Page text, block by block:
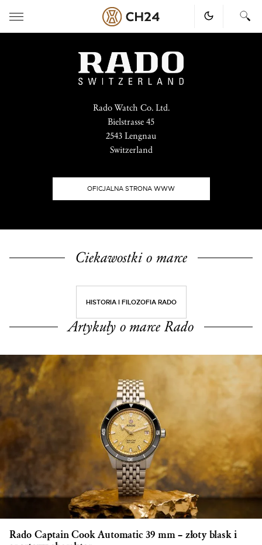
Rado Watch Co. Ltd.
Bielstrasse 45
2543 Lengnau
Switzerland
OFICJALNA STRONA WWW
Ciekawostki o marce
HISTORIA I FILOZOFIA RADO
Artykuły o marce Rado
Rado Captain Cook Automatic 39 mm – złoty blask i